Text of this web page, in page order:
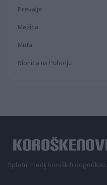
Prevalje
Mežica
Muta
Ribnica na Pohorju
Spletni medij koroških dogodkov.